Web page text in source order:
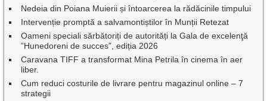
Nedeia din Poiana Muierii și întoarcerea la rădăcinile timpului
Intervenție promptă a salvamontiștilor în Munții Retezat
Oameni speciali sărbătoriți de autorități la Gala de excelenţă
”Hunedoreni de succes”, ediția 2026
Caravana TIFF a transformat Mina Petrila în cinema în aer
liber.
Cum reduci costurile de livrare pentru magazinul online – 7
strategii